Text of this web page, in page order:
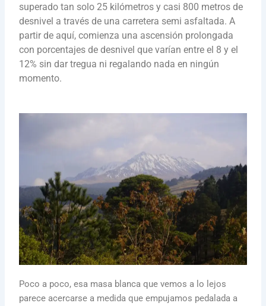
superado tan solo 25 kilómetros y casi 800 metros de
desnivel a través de una carretera semi asfaltada. A
partir de aquí, comienza una ascensión prolongada
con porcentajes de desnivel que varían entre el 8 y el
12% sin dar tregua ni regalando nada en ningún
momento.
Poco a poco, esa masa blanca que vemos a lo lejos
parece acercarse a medida que empujamos pedalada a